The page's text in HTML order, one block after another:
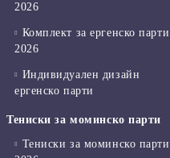
2026
Комплект за ергенско парти
2026
Индивидуален дизайн
ергенско парти
Тениски за моминско парти
Тениски за моминско парти